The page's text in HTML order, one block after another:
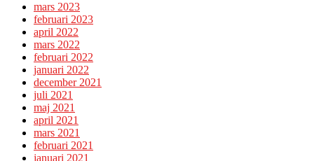
mars 2023
februari 2023
april 2022
mars 2022
februari 2022
januari 2022
december 2021
juli 2021
maj 2021
april 2021
mars 2021
februari 2021
januari 2021